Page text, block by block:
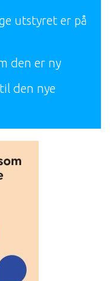
utstyret er på
den er ny
den nye